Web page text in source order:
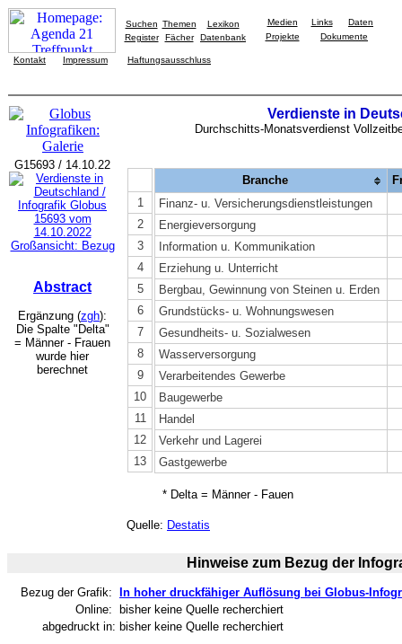
Suchen Themen
Lexikon
Register
Fächer Datenbank
Medien Links
Daten
Projekte
Dokumente
Kontakt Impressum Haftungsausschluss
Verdienste in
Durchschitts-Monatsverdienst
G15693 / 14.10.22
Großansicht: Bezug
Abstract
Ergänzung (zgh):
Die Spalte "Delta"
= Männer - Frauen
wurde hier
berechnet
1
2
3
4
5
6
7
8
9
10
11
12
13
Branche
Finanz- u. Versicherungsdienstleistungen
Energieversorgung
Information u. Kommunikation
Erziehung u. Unterricht
Bergbau, Gewinnung von Steinen u. Erden
Grundstücks- u. Wohnungswesen
Gesundheits- u. Sozialwesen
Wasserversorgung
Verarbeitendes Gewerbe
Baugewerbe
Handel
Verkehr und Lagerei
Gastgewerbe
* Delta = Männer - Fauen
Quelle: Destatis
Hinweise zum Bezug der
Bezug der Grafik:
In hoher druckfähiger Auflösung bei Globus-
Online:
bisher keine Quelle recherchiert
abgedruckt in: bisher keine Quelle recherchiert